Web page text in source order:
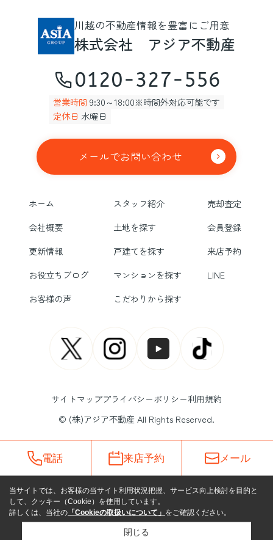
川越の不動産情報を豊富にご用意
株式会社 アジア不動産
0120-327-556
営業時間 9:30～18:00※時間外対応可能です
定休日 水曜日
メールでお問い合わせ
ホーム スタッフ紹介
売却査定
会社概要
土地を探す
会員登録
更新情報
戸建てを探す
来店予約
お役立ちブログ
マンションを探す
LINE
お客様の声
こだわりから探す
サイトマッププライバシーポリシー利用規約
© (株)アジア不動産 All Rights Reserved.
電話 来店予約 メール
当サイトでは、お客様の当サイト利用状況把握、サービス向上検討を目的と
して、クッキー（Cookie）を使用しています。
詳しくは、当社の 「Cookieの取扱いについて」 をご確認ください。
閉じる